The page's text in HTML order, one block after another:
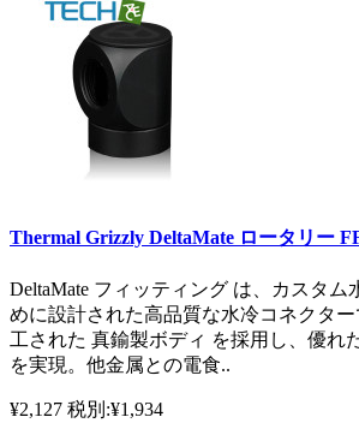
Thermal Grizzly DeltaMate ロータリー
DeltaMate フィッティング は、カスタム
めに設計された高品質な水冷コネクタ
工された 真鍮製ボディ を採用し、優れ
を実現。他金属との電食..
¥2,127 税別:¥1,934